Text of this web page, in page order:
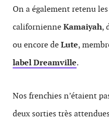
On a également retenu
californienneKamaiyah,
ou encore deLute,
label Dreamville.
Nos frenchies n’étaient
deux sorties très